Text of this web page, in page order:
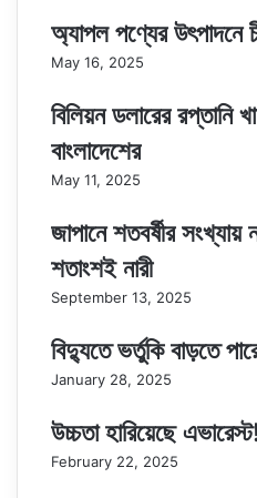
অ্যাপল পণ্যের উৎপাদনে
May 16, 2025
বিলিয়ন ডলারের রপ্তানি
বাংলাদেশের
May 11, 2025
জাপানে শতবর্ষীর
শতাংশই নারী
September 13, 2025
বিদ্যুতে ভর্তুকি বাড়তে
January 28, 2025
উচ্চতা হারিয়েছে
February 22, 2025